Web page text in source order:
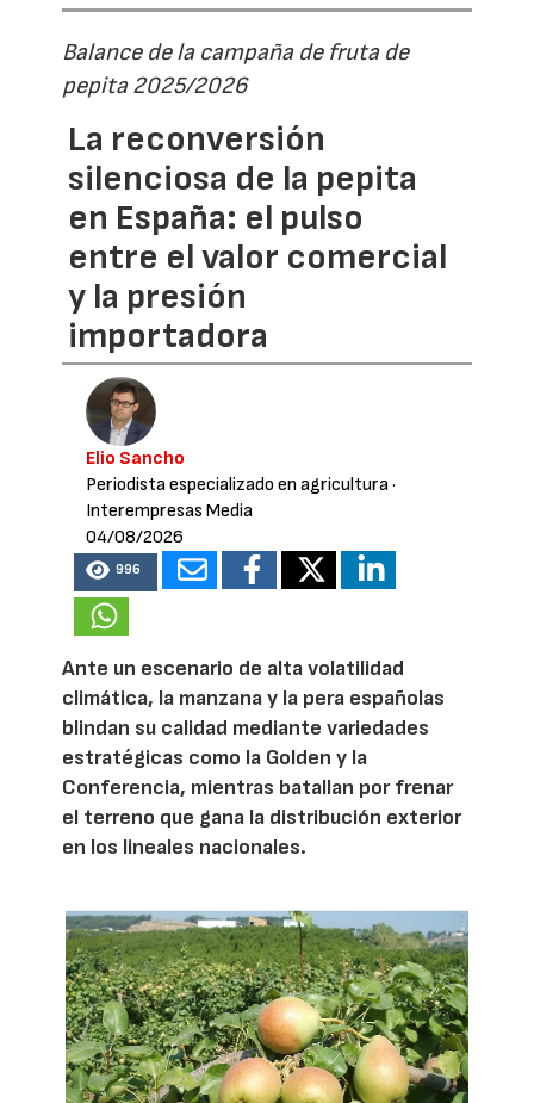
Balance de la campaña de fruta de
pepita 2025/2026
La reconversión
silenciosa de la pepita
en España: el pulso
entre el valor comercial
y la presión
importadora
Elio Sancho
Periodista especializado en agricultura·
Interempresas Media
04/08/2026
996
Ante un escenario de alta volatilidad
climática, la manzana y la pera españolas
blindan su calidad mediante variedades
estratégicas como la Golden y la
Conferencia, mientras batallan por frenar
el terreno que gana la distribución exterior
en los lineales nacionales.